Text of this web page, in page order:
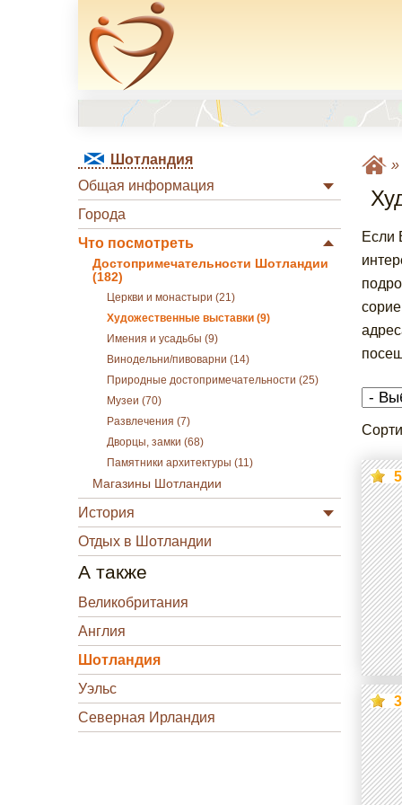
Шотландия
Общая информация
Города
Что посмотреть
Достопримечательности Шотландии
(182)
Церкви и монастыри (21)
Художественные выставки (9)
Имения и усадьбы (9)
Винодельни/пивоварни (14)
Природные достопримечательности (25)
Музеи (70)
Развлечения (7)
Дворцы, замки (68)
Памятники архитектуры (11)
Магазины Шотландии
История
Отдых в Шотландии
А также
Великобритания
Англия
Шотландия
Уэльс
Северная Ирландия
»
Если
3